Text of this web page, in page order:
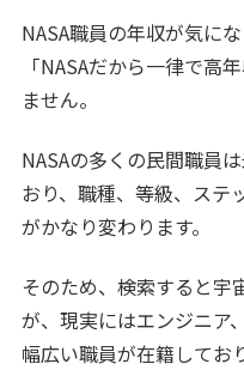
NASA職員の年収が気に
「NASAだから一律で高
ません。
NASAの多くの民間職員
おり、職種、等級、ステ
がかなり変わります。
そのため、検索すると宇
が、現実にはエンジニア
幅広い職員が在籍してお